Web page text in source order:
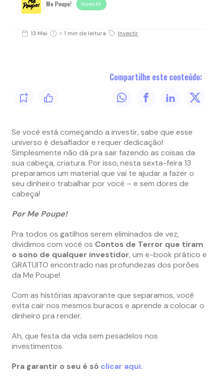
Me Poupe! Investir
13 Mai < 1 min de leitura Investir
Compartilhe este conteúdo:
Se você está começando a investir, sabe que esse
universo é desafiador e requer dedicação!
Simplesmente não dá pra sair fazendo as coisas da
sua cabeça, criatura. Por isso, nesta sexta-feira 13
preparamos um material que vai te ajudar a fazer o
seu dinheiro trabalhar por você – e sem dores de
cabeça!
Por Me Poupe!
Pra todos os gatilhos serem eliminados de vez,
dividimos com você os Contos de Terror que tiram
o sono de qualquer investidor, um e-book prático e
GRATUITO encontrado nas profundezas dos porões
da Me Poupe!
Com as histórias apavorante que separamos, você
evita cair nos mesmos buracos e aprende a colocar o
dinheiro pra render.
Ah, que festa da vida sem pesadelos nos
investimentos.
Pra garantir o seu é só clicar aqui.